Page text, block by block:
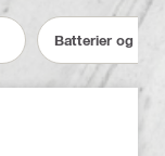
Batterier og